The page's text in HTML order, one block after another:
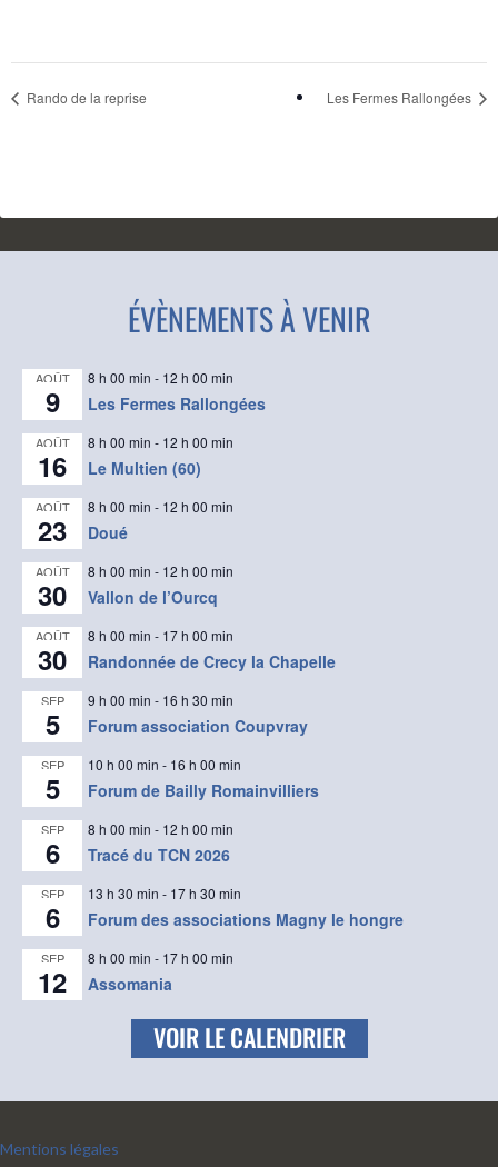
Rando de la reprise Les Fermes Rallongées
ÉVÈNEMENTS À VENIR
AOÛT
9
8 h 00 min - 12 h 00 min
Les Fermes Rallongées
AOÛT
16
8 h 00 min - 12 h 00 min
Le Multien (60)
AOÛT
23
8 h 00 min - 12 h 00 min
Doué
AOÛT
30
8 h 00 min - 12 h 00 min
Vallon de l’Ourcq
AOÛT
30
8 h 00 min - 17 h 00 min
Randonnée de Crecy la Chapelle
SEP
5
9 h 00 min - 16 h 30 min
Forum association Coupvray
SEP
5
10 h 00 min - 16 h 00 min
Forum de Bailly Romainvilliers
SEP
6
8 h 00 min - 12 h 00 min
Tracé du TCN 2026
SEP
6
13 h 30 min - 17 h 30 min
Forum des associations Magny le hongre
SEP
12
8 h 00 min - 17 h 00 min
Assomania
VOIR LE CALENDRIER
Mentions légales